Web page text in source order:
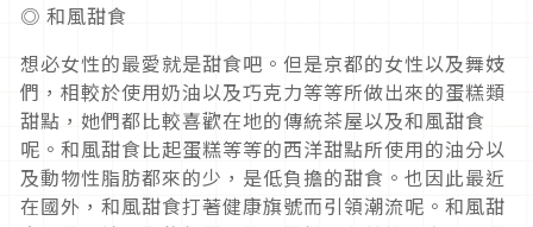
◎ 和風甜食
想必女性的最愛就是甜食吧。但是京都的女性以及舞妓
們，相較於使用奶油以及巧克力等等所做出來的蛋糕類
甜點，她們都比較喜歡在地的傳統茶屋以及和風甜食
呢。和風甜食比起蛋糕等等的西洋甜點所使用的油分以
及動物性脂肪都來的少，是低負擔的甜食。也因此最近
在國外，和風甜食打著健康旗號而引領潮流呢。和風甜